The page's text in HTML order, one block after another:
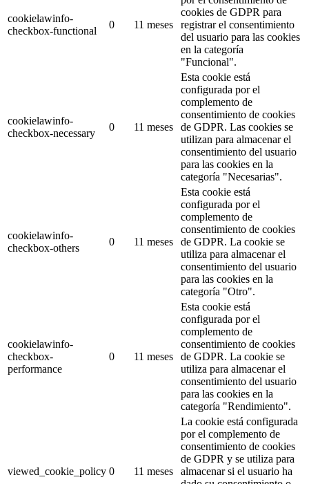
cookielawinfo-
checkbox-functional
0 11 meses
cookies de GDPR para
registrar el consentimiento
del usuario para las cookies
en la categoría
"Funcional".
cookielawinfo-
checkbox-necessary
0 11 meses
Esta cookie está
configurada por el
complemento de
consentimiento de cookies
de GDPR. Las cookies se
utilizan para almacenar el
consentimiento del usuario
para las cookies en la
categoría "Necesarias".
cookielawinfo-
checkbox-others
0 11 meses
Esta cookie está
configurada por el
complemento de
consentimiento de cookies
de GDPR. La cookie se
utiliza para almacenar el
consentimiento del usuario
para las cookies en la
categoría "Otro".
cookielawinfo-
checkbox-
performance
0 11 meses
Esta cookie está
configurada por el
complemento de
consentimiento de cookies
de GDPR. La cookie se
utiliza para almacenar el
consentimiento del usuario
para las cookies en la
categoría "Rendimiento".
viewed_cookie_policy 0 11 meses
La cookie está configurada
por el complemento de
consentimiento de cookies
de GDPR y se utiliza para
almacenar si el usuario ha